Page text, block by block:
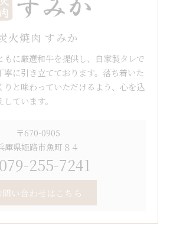
火焼肉 すみか
もに厳選和牛を提供し、自家製タレで
寧に引き立てております。落ち着いた
りと味わっていただけるよう、心を込
ています。
〒670-0905
庫県姫路市魚町８４
079-255-7241
問い合わせはこちら